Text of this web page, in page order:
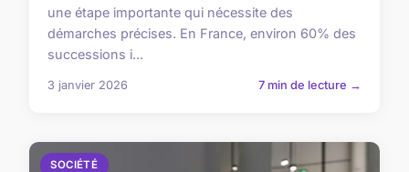
une étape importante qui nécessite des
démarches précises. En France, environ 60% des
successions i...
3 janvier 2026 7 min de lecture →
SOCIÉTÉ